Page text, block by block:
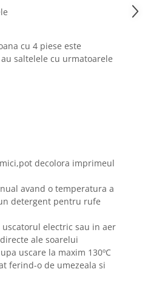
cu 4 piese este
saltelele cu urmatoarele
decolora imprimeul
avand o temperatura a
detergent pentru rufe
electric sau in aer
ale soarelui
uscare la maxim 130ºC
ferind-o de umezeala si